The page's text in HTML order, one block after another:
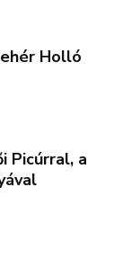
Holló
Picúrral, a